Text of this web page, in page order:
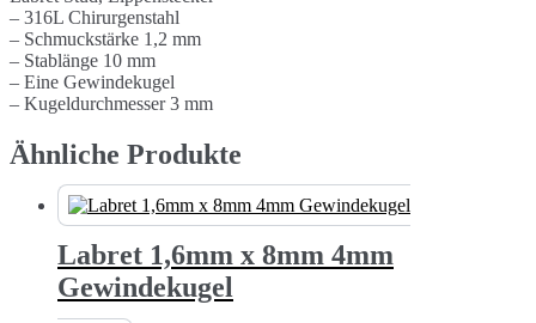
– 316L Chirurgenstahl
– Schmuckstärke 1,2 mm
– Stablänge 10 mm
– Eine Gewindekugel
– Kugeldurchmesser 3 mm
Ähnliche Produkte
Labret 1,6mm x 8mm 4mm
Gewindekugel